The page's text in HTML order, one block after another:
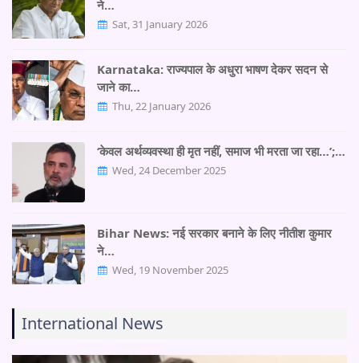
ने…
Sat, 31 January 2026
Karnataka: राज्यपाल के अधुरा भाषण देकर सदन से
जाने का…
Thu, 22 January 2026
‘केवल अर्थव्यवस्था ही मृत नहीं, समाज भी मरता जा रहा…’;…
Wed, 24 December 2025
Bihar News: नई सरकार बनाने के लिए नीतीश कुमार
ने…
Wed, 19 November 2025
International News